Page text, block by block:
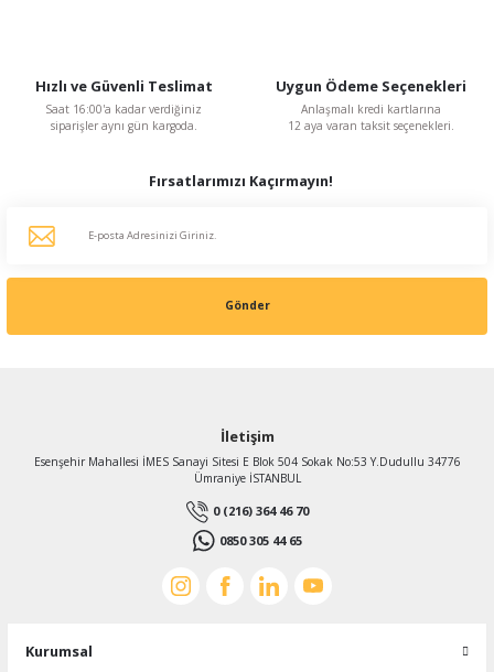
Hızlı ve Güvenli Teslimat
Saat 16:00'a kadar verdiğiniz
siparişler aynı gün kargoda.
Uygun Ödeme Seçenekleri
Anlaşmalı kredi kartlarına
12 aya varan taksit seçenekleri.
Fırsatlarımızı Kaçırmayın!
Gönder
İletişim
Esenşehir Mahallesi İMES Sanayi Sitesi E Blok 504 Sokak No:53 Y.Dudullu 34776
Ümraniye İSTANBUL
0 (216) 364 46 70
0850 305 44 65
Kurumsal